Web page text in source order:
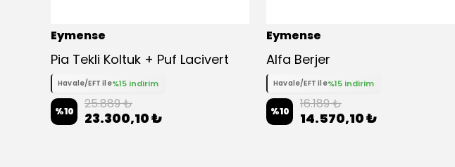
Eymense
Pia Tekli Koltuk + Puf Lacivert
Havale/EFT ile%15 indirim
%10 25.889 ₺
23.300,10 ₺
Eymense
Alfa Berjer
Havale/EFT ile%15 indirim
%10 16.189 ₺
14.570,10 ₺